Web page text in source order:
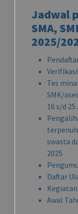
Jadwal
SMA,
2025/
Tes
SMK/
16 s/d 25
swasta
2025
Daftar
Kegiatan
Awal